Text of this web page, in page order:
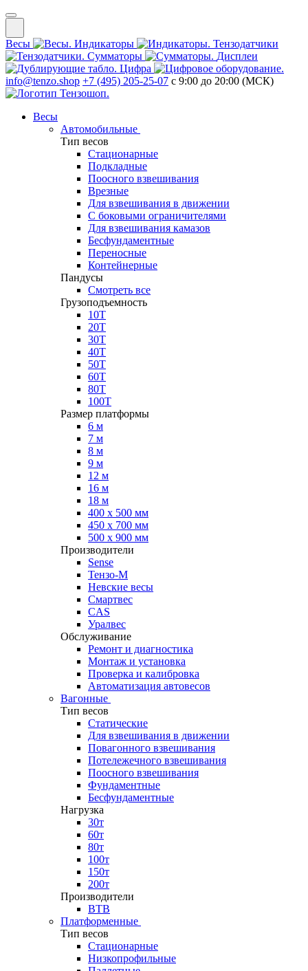
Весы Индикаторы
Тензодатчики
Сумматоры
Дисплеи
Цифра
info@tenzo.shop +7 (495) 205-25-07 с 9:00 до 20:00 (МСК)
Весы
Автомобильные
Тип весов
Стационарные
Подкладные
Поосного взвешивания
Врезные
Для взвешивания в движении
С боковыми ограничителями
Для взвешивания камазов
Бесфундаментные
Переносные
Контейнерные
Пандусы
Смотреть все
Грузоподъемность
10Т
20Т
30Т
40Т
50Т
60Т
80Т
100Т
Размер платформы
6 м
7 м
8 м
9 м
12 м
16 м
18 м
400 х 500 мм
450 х 700 мм
500 х 900 мм
Производители
Sense
Тензо-М
Невские весы
Смартвес
CAS
Уралвес
Обслуживание
Ремонт и диагностика
Монтаж и установка
Проверка и калибровка
Автоматизация автовесов
Вагонные
Тип весов
Статические
Для взвешивания в движении
Повагонного взвешивания
Потележечного взвешивания
Поосного взвешивания
Фундаментные
Бесфундаментные
Нагрузка
30т
60т
80т
100т
150т
200т
Производители
ВТВ
Платформенные
Тип весов
Стационарные
Низкопрофильные